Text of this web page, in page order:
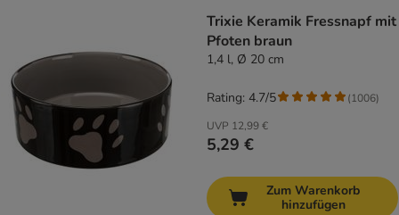
Trixie Keramik Fressnapf mit
Pfoten braun
1,4 l, Ø 20 cm
UVP 12,99 €
5,29 €
Rating: 4.7/5 (1006)
Zum Warenkorb
hinzufügen